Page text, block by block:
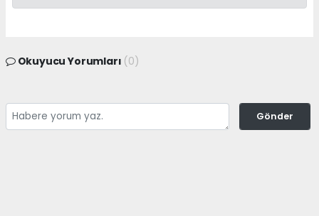
Okuyucu Yorumları (0)
Gönder